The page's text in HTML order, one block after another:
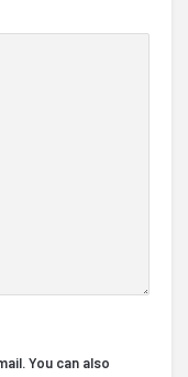
You can also